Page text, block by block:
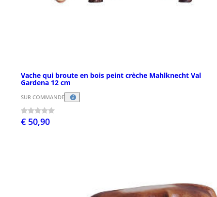
Vache qui broute en bois peint crèche Mahlknecht Val
Gardena 12 cm
SUR COMMANDE
€ 50,90